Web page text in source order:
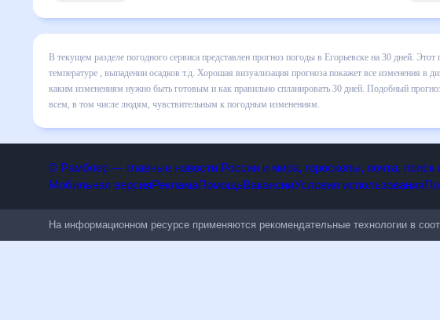
В текущем разделе погодного сервиса представлен прогноз погоды в
включает все сведения по дневной температуре , выпадении осадков т.д.
динамике и даст понять, какая будет погода в Егорьевске в ближайший
спланировать 30 дней. Подобный прогноз погоды в Егорьевске,
© Рамблер — главные новости России и мира, гороскопы, почта,
На информационном ресурсе применяются рекомендательные технологии